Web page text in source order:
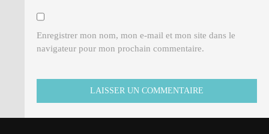
Enregistrer mon nom, mon e-mail et mon site dans le
navigateur pour mon prochain commentaire.